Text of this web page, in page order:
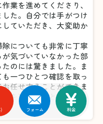
業を進めてくださり、
た。自分では手がつけ
ていただき、大変助か
についても非常に丁寧
気づいていなかった部
のには驚きました。ま
一つひとつ確認を取っ
任せすることができま
を迎えることができ、
フォーム 料金